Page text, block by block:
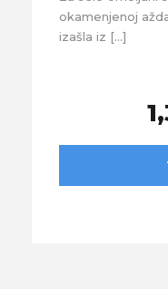
okamenjenoj
izašla iz […]